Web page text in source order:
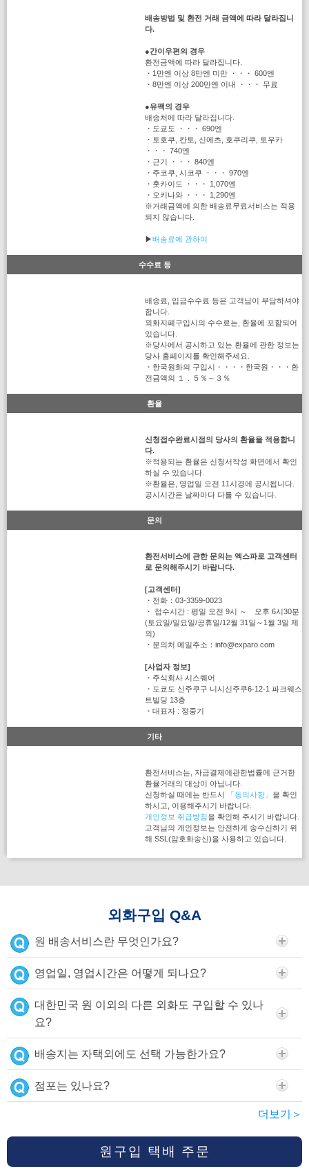
배송방법 및 환전 거래 금액에 따라 달라집니
다.
●간이우편의 경우
환전금액에 따라 달라집니다.
・1만엔 이상 8만엔 미만 ・・・ 600엔
・8만엔 이상 200만엔 이내 ・・・ 무료
●유팩의 경우
배송처에 따라 달라집니다.
・도쿄도 ・・・ 690엔
・토호쿠, 칸토, 신에츠, 호쿠리쿠, 토우카
・・・ 740엔
・근기 ・・・ 840엔
・주코쿠, 시코쿠 ・・・ 970엔
・홋카이도 ・・・ 1,070엔
・오키나와 ・・・ 1,290엔
※거래금액에 의한 배송료무료서비스는 적용
되지 않습니다.
▶배송료에 관하여
수수료 등
배송료, 입금수수료 등은 고객님이 부담하셔야
합니다.
외화지폐구입시의 수수료는, 환율에 포함되어
있습니다.
※당사에서 공시하고 있는 환율에 관한 정보는
당사 홈페이지를 확인해주세요.
・한국원화의 구입시・・・・한국원・・・환
전금액의 １．５％～３％
환율
신청접수완료시점의 당사의 환율을 적용합니
다.
※적용되는 환율은 신청서작성 화면에서 확인
하실 수 있습니다.
※환율은, 영업일 오전 11시경에 공시됩니다.
공시시간은 날짜마다 다를 수 있습니다.
문의
환전서비스에 관한 문의는 엑스파로 고객센터
로 문의해주시기 바랍니다.
[고객센터]
・전화：03-3359-0023
・ 접수시간 : 평일 오전 9시 ～ 오후 6시30분
(토요일/일요일/공휴일/12월 31일～1월 3일 제
외)
・문의처 메일주소：info@exparo.com
[사업자 정보]
・주식회사 시스퀘어
・도쿄도 신주쿠구 니시신주쿠6-12-1 파크웨스
트빌딩 13층
・대표자 : 정중기
기타
환전서비스는, 자금결제에관한법률에 근거한
환율거래의 대상이 아닙니다.
신청하실 때에는 반드시
「동의사항」 을 확인
하시고, 이용해주시기 바랍니다.
개인정보 취급방침을 확인해 주시기 바랍니다.
고객님의 개인정보는 안전하게 송수신하기 위
해 SSL(암호화송신)을 사용하고 있습니다.
외화구입 Q&A
원 배송서비스란 무엇인가요?
영업일, 영업시간은 어떻게 되나요?
대한민국 원 이외의 다른 외화도 구입할 수 있나
요?
배송지는 자택외에도 선택 가능한가요?
점포는 있나요?
더보기＞
원구입 택배 주문